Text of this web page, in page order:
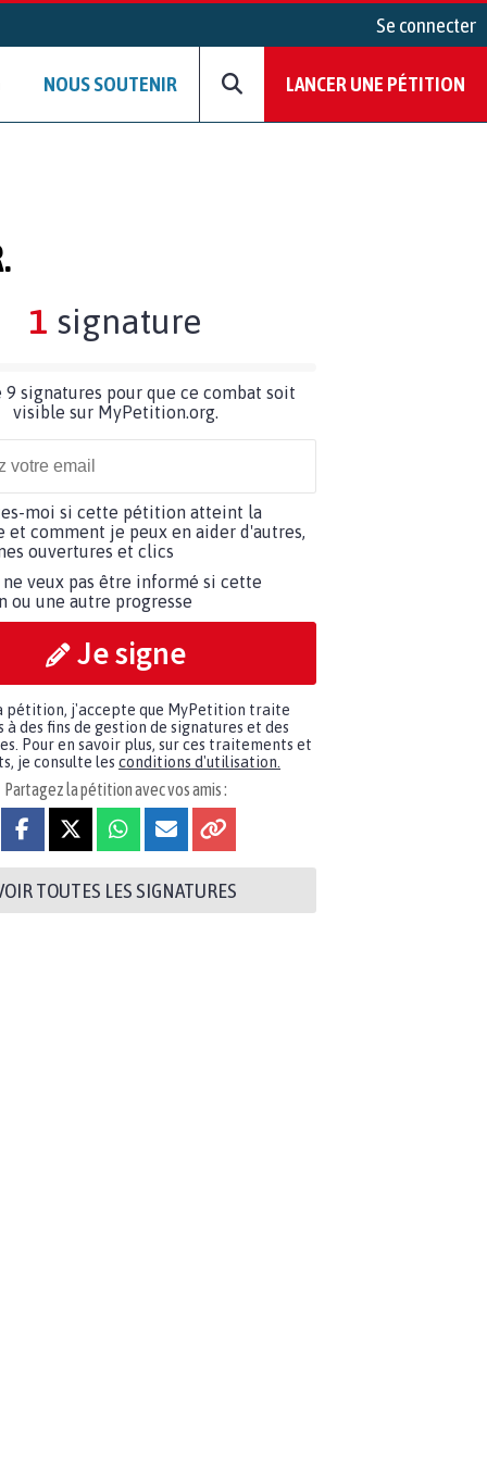
Se connecter
NOUS SOUTENIR LANCER UNE PÉTITION
1 signature
9 signatures pour que ce combat soit
visible sur MyPetition.org.
moi si cette pétition atteint la
et comment je peux en aider d'autres,
ouvertures et clics
ne veux pas être informé si cette
ou une autre progresse
Je signe
pétition, j'accepte que MyPetition traite
à des fins de gestion de signatures et des
Pour en savoir plus, sur ces traitements et
je consulte les conditions d'utilisation.
Partagez la pétition avec vos amis :
TOUTES LES SIGNATURES